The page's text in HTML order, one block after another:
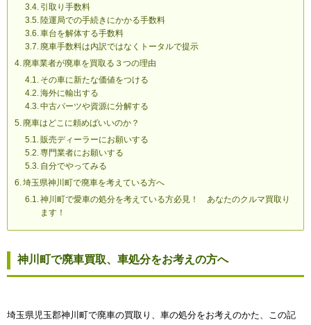
引取り手数料
陸運局での手続きにかかる手数料
車台を解体する手数料
廃車手数料は内訳ではなくトータルで提示
廃車業者が廃車を買取る３つの理由
その車に新たな価値をつける
海外に輸出する
中古パーツや資源に分解する
廃車はどこに頼めばいいのか？
販売ディーラーにお願いする
専門業者にお願いする
自分でやってみる
埼玉県神川町で廃車を考えている方へ
神川町で愛車の処分を考えている方必見！ あなたのクルマ買取り
ます！
神川町で廃車買取、車処分をお考えの方へ
埼玉県児玉郡神川町で廃車の買取り、車の処分をお考えのかた、この記